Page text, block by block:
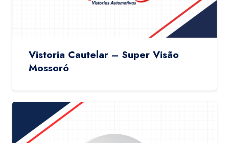
Vistoria Cautelar – Super Visão
Mossoró